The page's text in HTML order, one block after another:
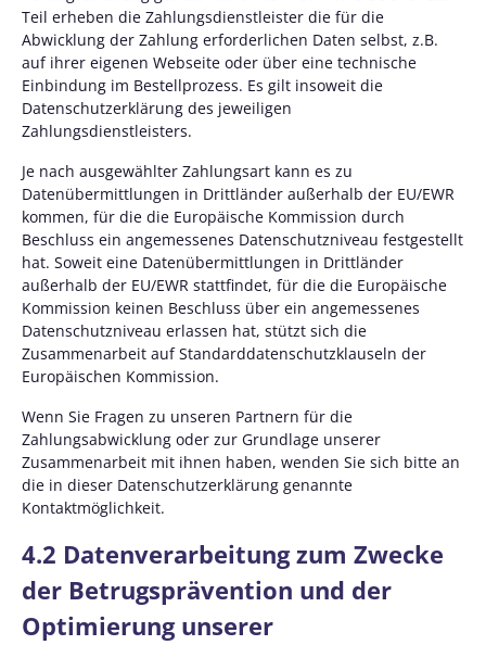
Teil erheben die Zahlungsdienstleister die für die
Abwicklung der Zahlung erforderlichen Daten selbst, z.B.
auf ihrer eigenen Webseite oder über eine technische
Einbindung im Bestellprozess. Es gilt insoweit die
Datenschutzerklärung des jeweiligen
Zahlungsdienstleisters.
Je nach ausgewählter Zahlungsart kann es zu
Datenübermittlungen in Drittländer außerhalb der EU/EWR
kommen, für die die Europäische Kommission durch
Beschluss ein angemessenes Datenschutzniveau festgestellt
hat. Soweit eine Datenübermittlungen in Drittländer
außerhalb der EU/EWR stattfindet, für die die Europäische
Kommission keinen Beschluss über ein angemessenes
Datenschutzniveau erlassen hat, stützt sich die
Zusammenarbeit auf Standarddatenschutzklauseln der
Europäischen Kommission.
Wenn Sie Fragen zu unseren Partnern für die
Zahlungsabwicklung oder zur Grundlage unserer
Zusammenarbeit mit ihnen haben, wenden Sie sich bitte an
die in dieser Datenschutzerklärung genannte
Kontaktmöglichkeit.
4.2 Datenverarbeitung zum Zwecke
der Betrugsprävention und der
Optimierung unserer